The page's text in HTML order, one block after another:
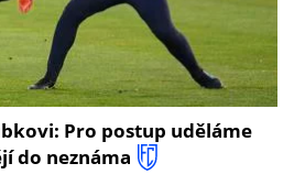
Pro postup uděláme
do neznáma